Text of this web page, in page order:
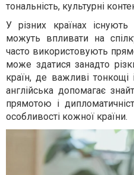
тональність, культурні
У різних країнах існують
можуть впливати на
часто використовують
може здатися занадто
країн, де важливі тонкощі
англійська допомагає
прямотою і
особливості кожної країни.